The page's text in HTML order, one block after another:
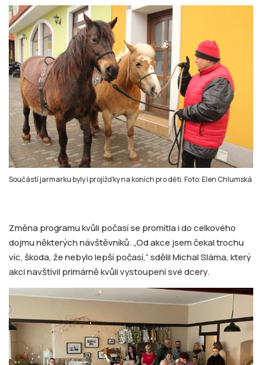
Součástí jarmarku byly i projížďky na koních pro děti. Foto: Elen Chlumská
Změna programu kvůli počasí se promítla i do celkového
dojmu některých návštěvníků. „Od akce jsem čekal trochu
víc, škoda, že nebylo lepší počasí,“ sdělil Michal Sláma, který
akci navštívil primárně kvůli vystoupení své dcery.